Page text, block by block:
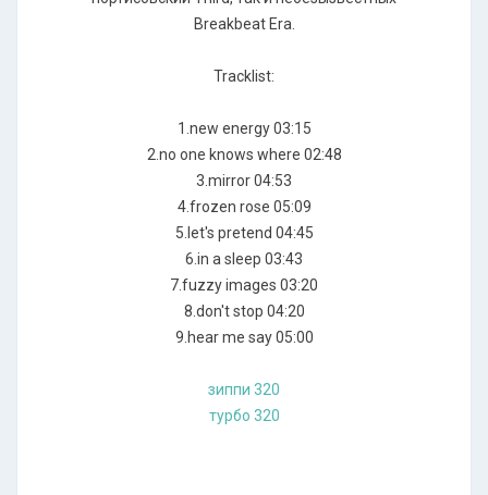
Breakbeat Era.
Tracklist:
1.new energy 03:15
2.no one knows where 02:48
3.mirror 04:53
4.frozen rose 05:09
5.let's pretend 04:45
6.in a sleep 03:43
7.fuzzy images 03:20
8.don't stop 04:20
9.hear me say 05:00
зиппи 320
турбо 320